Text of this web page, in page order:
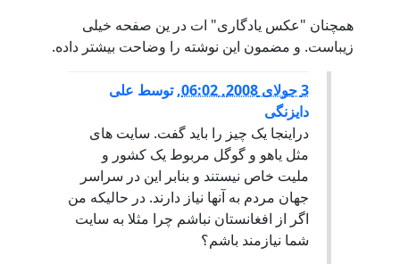
همچنان "عکس یادگاری" ات در ین صفحه خیلی
زیباست. و مضمون این نوشته را وضاحت بیشتر داده.
3 جولای 2008, 06:02 ,توسط علی
دایزنگی
دراینجا یک چیز را باید گفت. سایت های
مثل یاهو و گوگل مربوط یک کشور و
ملیت خاص نیستند و بنابر این در سراسر
جهان مردم به آنها نیاز دارند. در حالیکه من
اگر از افغانستان نباشم چرا مثلا به سایت
شما نیازمند باشم؟